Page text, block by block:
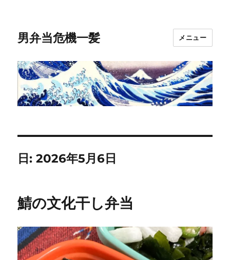
男弁当危機一髪 メニュー
日:2026年5月6日
鯖の文化干し弁当